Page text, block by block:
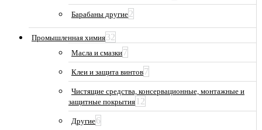
Барабаны другие2
Промышленная химия32
Масла и смазки7
Клеи и защита винтов7
Чистящие средства, консервационные, монтажные и
защитные покрытия 12
Другие6